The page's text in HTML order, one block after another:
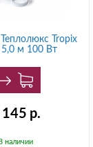
Tropix
5,0 м 100 Вт
р.
В наличии